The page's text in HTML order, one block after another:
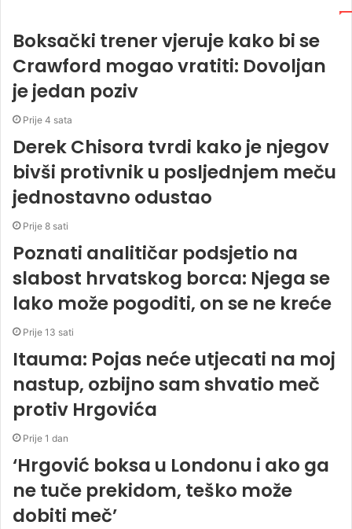
Boksački trener vjeruje kako bi se
Crawford mogao vratiti: Dovoljan
je jedan poziv
Prije 4 sata
Derek Chisora ​​tvrdi kako je njegov
bivši protivnik u posljednjem meču
jednostavno odustao
Prije 8 sati
Poznati analitičar podsjetio na
slabost hrvatskog borca: Njega se
lako može pogoditi, on se ne kreće
Prije 13 sati
Itauma: Pojas neće utjecati na moj
nastup, ozbijno sam shvatio meč
protiv Hrgovića
Prije 1 dan
‘Hrgović boksa u Londonu i ako ga
ne tuče prekidom, teško može
dobiti meč’